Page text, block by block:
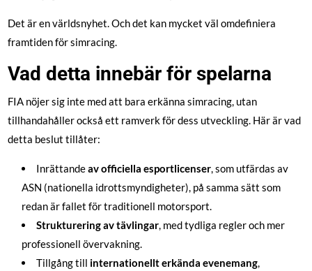
Det är en världsnyhet. Och det kan mycket väl omdefiniera
framtiden för simracing.
Vad detta innebär för spelarna
FIA nöjer sig inte med att bara erkänna simracing, utan
tillhandahåller också ett ramverk för dess utveckling. Här är vad
detta beslut tillåter:
Inrättandeav officiella esportlicenser, som utfärdas av
ASN (nationella idrottsmyndigheter), på samma sätt som
redan är fallet för traditionell motorsport.
Strukturering av tävlingar, med tydliga regler och mer
professionell övervakning.
Tillgång till internationellt erkända evenemang,